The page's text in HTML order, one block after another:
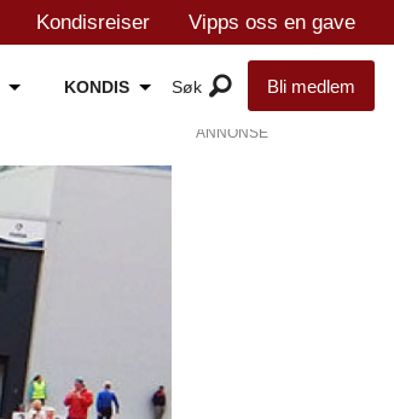
Kondisreiser Vipps oss en gave
KONDIS Bli medlem
ANNONSE